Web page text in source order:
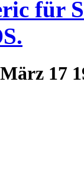
für
17